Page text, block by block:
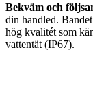
Bekväm och
din handled.
hög kvalitét som
vattentät (IP67).